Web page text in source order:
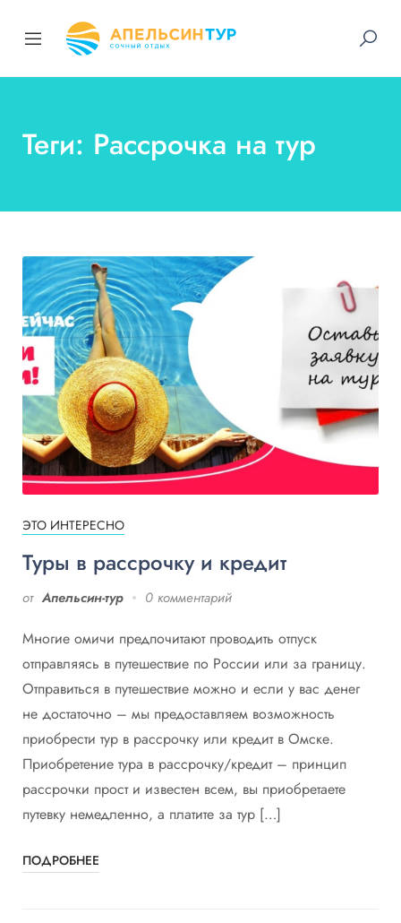
Теги: Рассрочка на тур
ЭТО ИНТЕРЕСНО
Туры в рассрочку и кредит
от Апельсин-тур 0 комментарий
Многие омичи предпочитают проводить отпуск
отправляясь в путешествие по России или за границу.
Отправиться в путешествие можно и если у вас денег
не достаточно – мы предоставляем возможность
приобрести тур в рассрочку или кредит в Омске.
Приобретение тура в рассрочку/кредит – принцип
рассрочки прост и известен всем, вы приобретаете
путевку немедленно, а платите за тур […]
ПОДРОБНЕЕ